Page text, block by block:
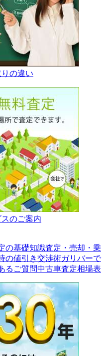
の違い
のご案内
の基礎知識査定・売却・乗
の値引き交渉術ガリバーで
るご質問中古車査定相場表